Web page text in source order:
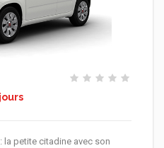
la petite citadine avec son